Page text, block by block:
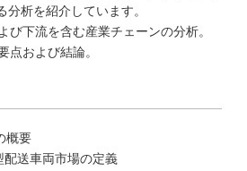
析を紹介しています。
び下流を含む産業チェーンの分析。
点および結論。
概要
送車両市場の定義